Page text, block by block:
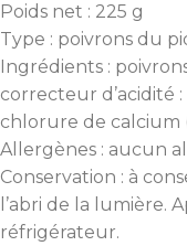
Poids net : 225 g
Type : poivrons du
Ingrédients :
correcteur d’acidité
chlorure de calcium
Allergènes : aucun
Conservation : à
l’abri de la lumière.
réfrigérateur.